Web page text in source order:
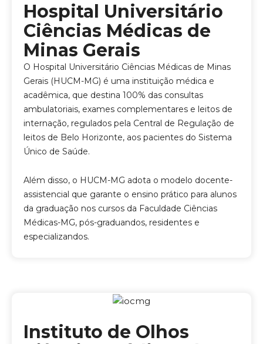
Hospital Universitário
Ciências Médicas de
Minas Gerais
O Hospital Universitário Ciências Médicas de Minas
Gerais (HUCM-MG) é uma instituição médica e
acadêmica, que destina 100% das consultas
ambulatoriais, exames complementares e leitos de
internação, regulados pela Central de Regulação de
leitos de Belo Horizonte, aos pacientes do Sistema
Único de Saúde.
Além disso, o HUCM-MG adota o modelo docente-
assistencial que garante o ensino prático para alunos
da graduação nos cursos da Faculdade Ciências
Médicas-MG, pós-graduandos, residentes e
especializandos.
Instituto de Olhos